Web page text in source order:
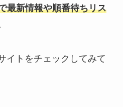
最新情報や順番待ちリス
イトをチェックしてみて